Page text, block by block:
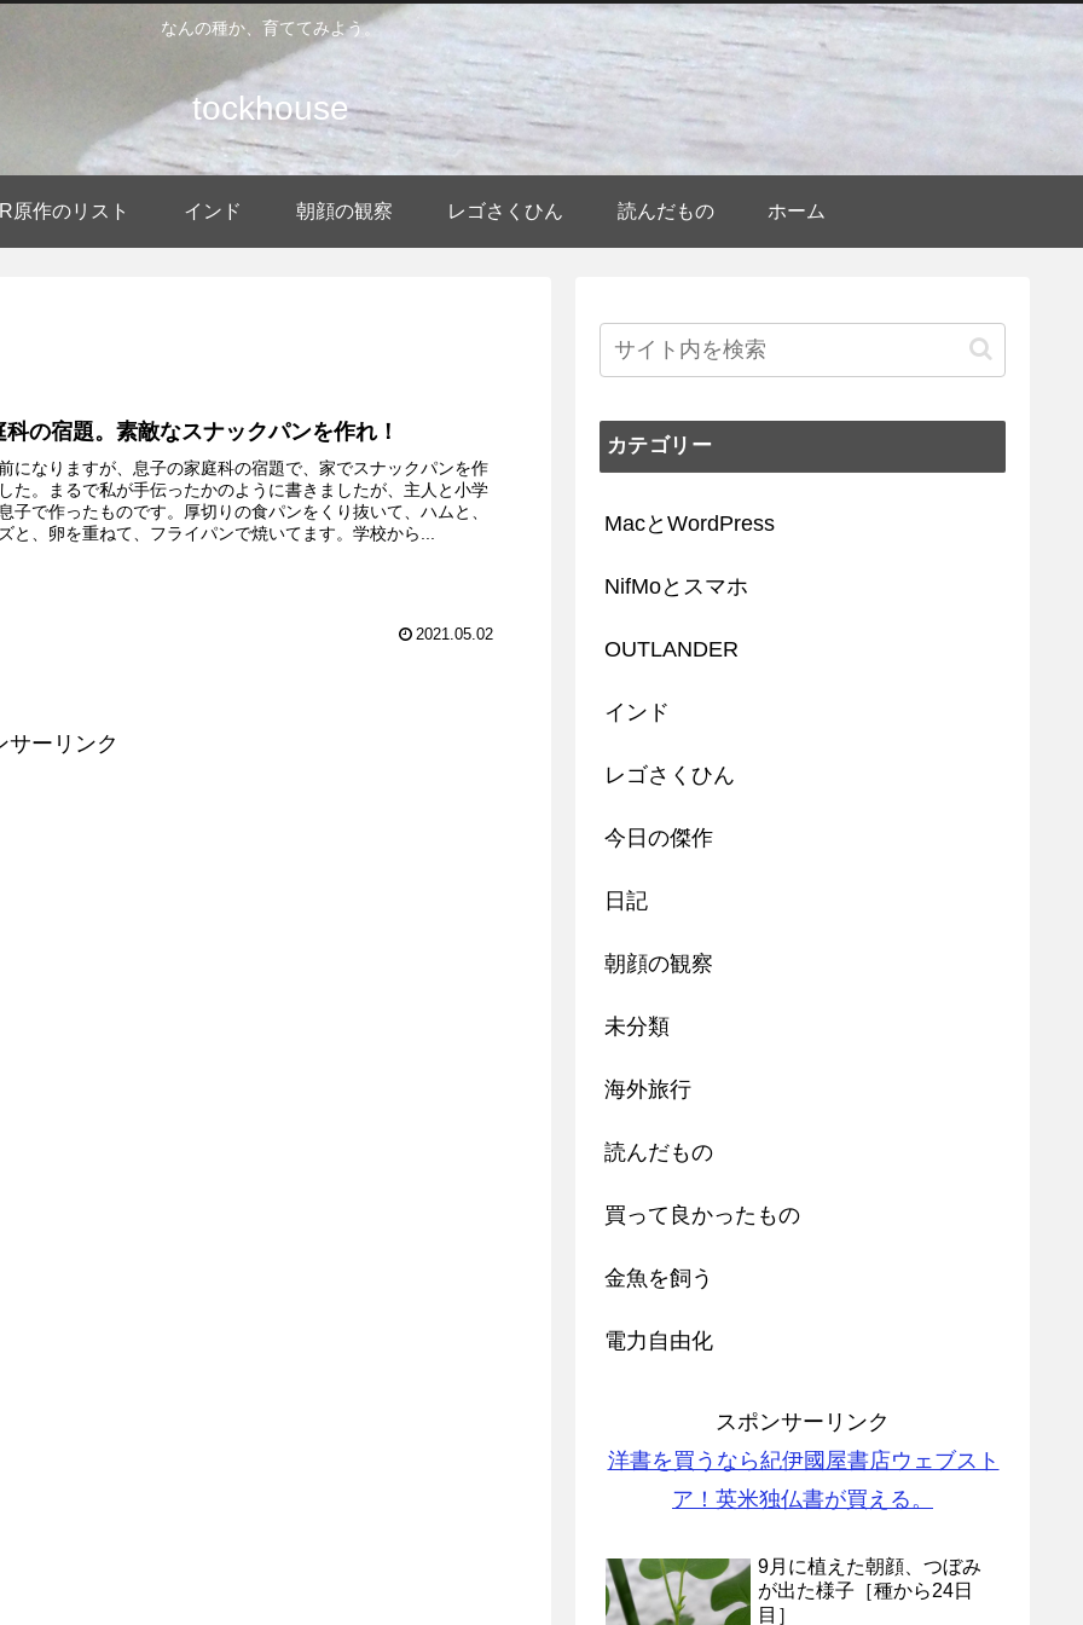
なんの種か、育ててみよう。
tockhouse
原作のリスト インド 朝顔の観察 レゴさくひん 読んだもの ホーム
科の宿題。素敵なスナックパンを作れ！
になりますが、息子の家庭科の宿題で、家でスナックパンを作
た。まるで私が手伝ったかのように書きましたが、主人と小学
子で作ったものです。厚切りの食パンをくり抜いて、ハムと、
と、卵を重ねて、フライパンで焼いてます。学校から...
2021.05.02
サーリンク
カテゴリー
MacとWordPress
NifMoとスマホ
OUTLANDER
インド
レゴさくひん
今日の傑作
日記
朝顔の観察
未分類
海外旅行
読んだもの
買って良かったもの
金魚を飼う
電力自由化
スポンサーリンク
洋書を買うなら紀伊國屋書店ウェブスト
ア！英米独仏書が買える。
9月に植えた朝顔、つぼみ
が出た様子［種から24日
目］